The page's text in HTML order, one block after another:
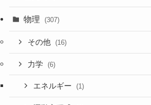
物理 (307)
その他 (16)
力学 (6)
エネルギー (1)